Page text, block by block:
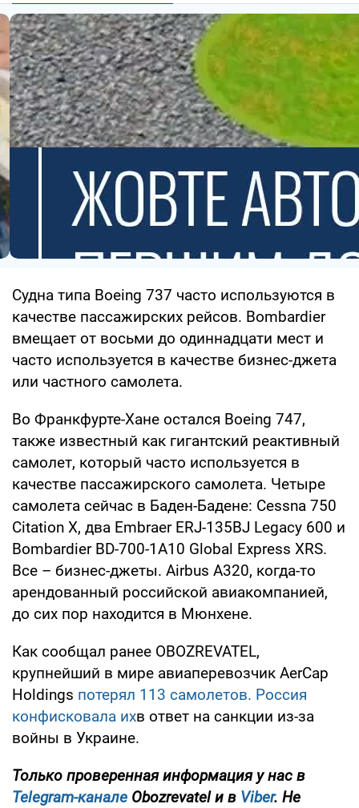
Судна типа Boeing 737 часто используются в
качестве пассажирских рейсов. Bombardier
вмещает от восьми до одиннадцати мест и
часто используется в качестве бизнес-джета
или частного самолета.
Во Франкфурте-Хане остался Boeing 747,
также известный как гигантский реактивный
самолет, который часто используется в
качестве пассажирского самолета. Четыре
самолета сейчас в Баден-Бадене: Cessna 750
Citation X, два Embraer ERJ-135BJ Legacy 600 и
Bombardier BD-700-1A10 Global Express XRS.
Все – бизнес-джеты. Airbus A320, когда-то
арендованный российской авиакомпанией,
до сих пор находится в Мюнхене.
Как сообщал ранее OBOZREVATEL,
крупнейший в мире авиаперевозчик AerCap
Holdings потерял 113 самолетов. Россия
конфисковала ихв ответ на санкции из-за
войны в Украине.
Только проверенная информация у нас в
Telegram-канале Obozrevatel и в Viber. Не